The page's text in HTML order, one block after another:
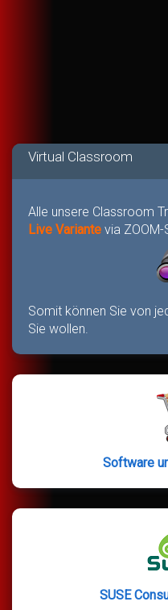
Virtual Classroom
Alle unsere Classroom
Live Variante via
Somit können Sie von
Sie wollen.
Software
SUSE